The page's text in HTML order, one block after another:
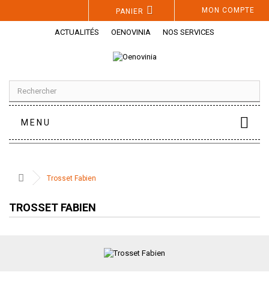
MON COMPTE
PANIER
ACTUALITÉS OENOVINIA NOS SERVICES
MENU
Trosset Fabien
TROSSET FABIEN